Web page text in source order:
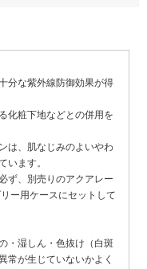
分な紫外線防御効果が得
化粧下地などとの併用を
は、肌なじみのよいやわ
います。
ず、別売りのアクアレー
ー用ケースにセットして
・湿しん・色抜け（白斑
常が生じていないかよく